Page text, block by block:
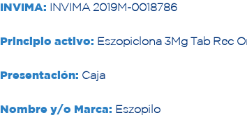
INVIMA: INVIMA 2019M-0018786
Principio activo: Eszopiclona 3Mg Tab Rec
Presentación: Caja
Nombre y/o Marca: Eszopilo